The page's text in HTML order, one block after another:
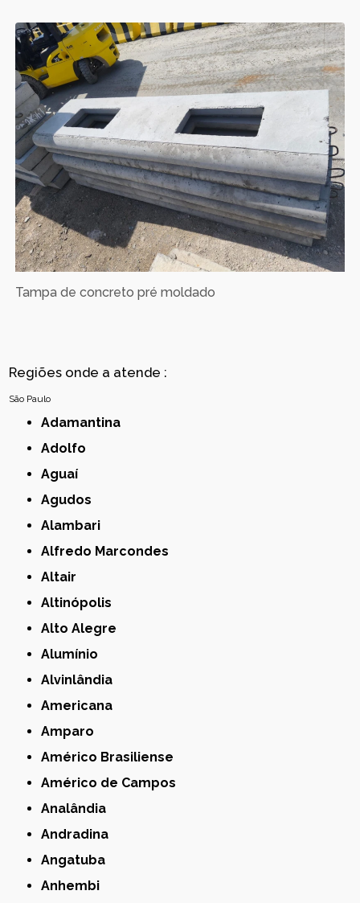
Tampa de concreto pré moldado
Regiões onde a atende :
São Paulo
Adamantina
Adolfo
Aguaí
Agudos
Alambari
Alfredo Marcondes
Altair
Altinópolis
Alto Alegre
Alumínio
Alvinlândia
Americana
Amparo
Américo Brasiliense
Américo de Campos
Analândia
Andradina
Angatuba
Anhembi